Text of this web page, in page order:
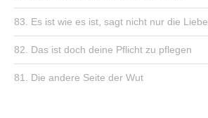
83. Es ist wie es ist, sagt nicht nur die Liebe
82. Das ist doch deine Pflicht zu pflegen
81. Die andere Seite der Wut